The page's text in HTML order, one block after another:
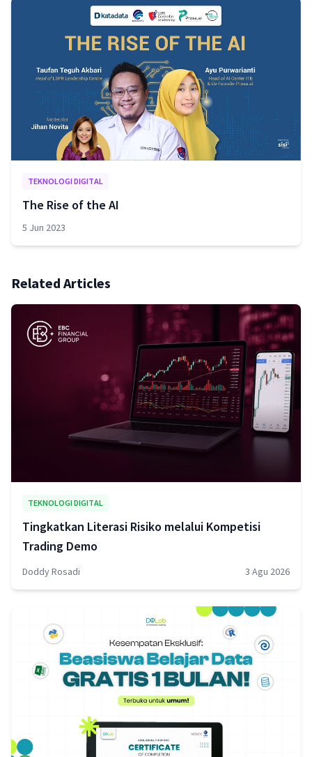
TEKNOLOGI DIGITAL
The Rise of the AI
5 Jun 2023
Related Articles
TEKNOLOGI DIGITAL
Tingkatkan Literasi Risiko melalui Kompetisi
Trading Demo
Doddy Rosadi 3 Agu 2026